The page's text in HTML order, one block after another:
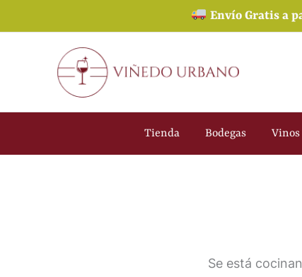
al
Envío Gratis a
Tienda Bodegas Vinos
Se está